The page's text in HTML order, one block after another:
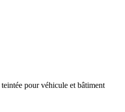
pour véhicule et bâtiment